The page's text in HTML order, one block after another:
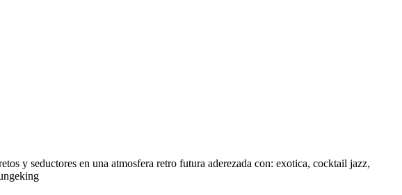
y seductores en una atmosfera retro futura aderezada con: exotica, cocktail jazz,